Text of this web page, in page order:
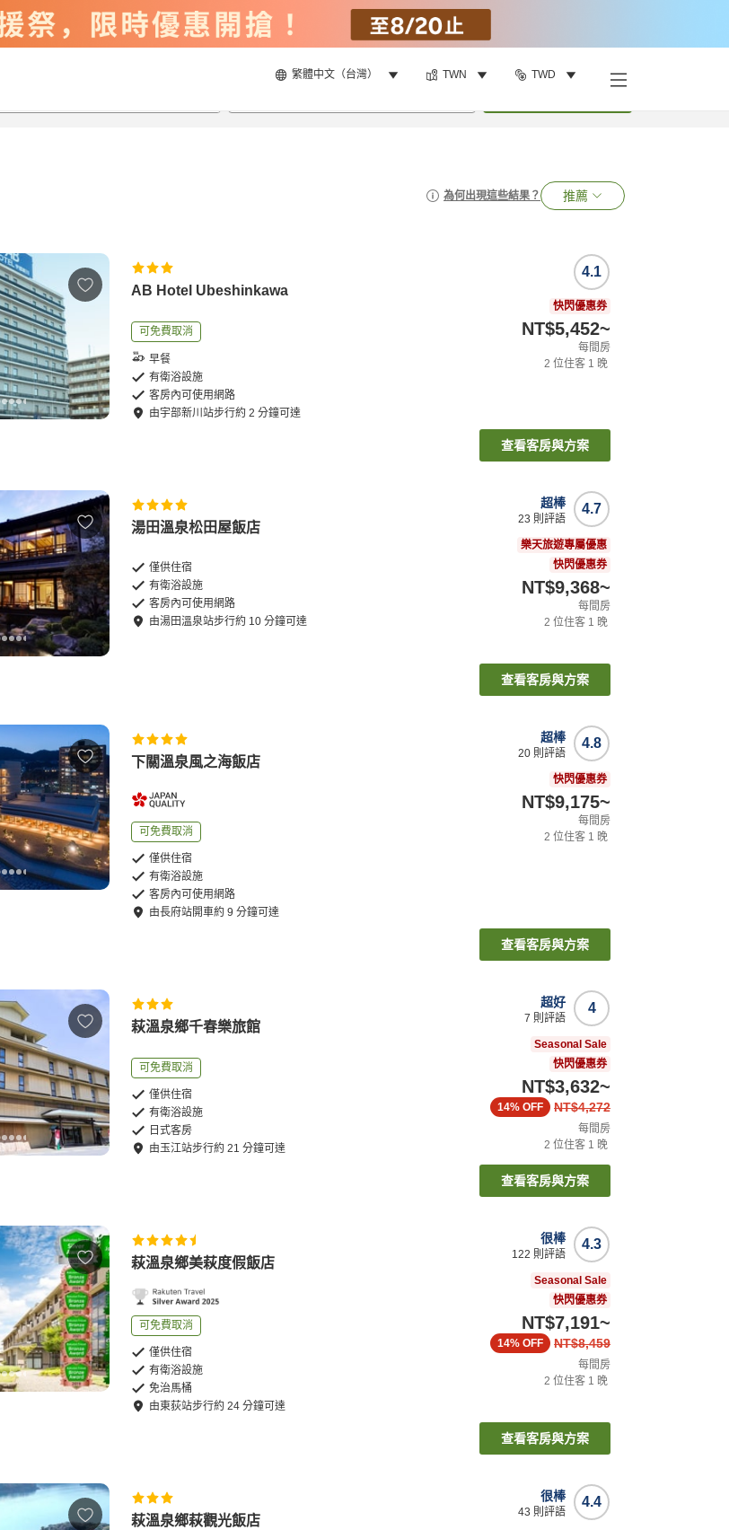
繁體中文（台灣） TWN TWD
為何出現這些結果？ 推薦
AB Hotel Ubeshinkawa
可免費取消
早餐
有衛浴設施
客房內可使用網路
由宇部新川站步行約2 分鐘可達
4.1
快閃優惠券
NT$5,452~
每間房
2 位住客 1 晚
查看客房與方案
湯田溫泉松田屋飯店
僅供住宿
有衛浴設施
客房內可使用網路
由湯田溫泉站步行約 10 分鐘可達
4.7
超棒
23 則評語
樂天旅遊專屬優惠
快閃優惠券
NT$9,368~
每間房
2 位住客 1 晚
查看客房與方案
下關溫泉風之海飯店
可免費取消
僅供住宿
有衛浴設施
客房內可使用網路
由長府站開車約9 分鐘可達
4.8
超棒
20 則評語
快閃優惠券
NT$9,175~
每間房
2 位住客 1 晚
查看客房與方案
萩溫泉鄉千春樂旅館
可免費取消
僅供住宿
有衛浴設施
日式客房
由玉江站步行約21 分鐘可達
4
超好
7 則評語
Seasonal Sale
快閃優惠券
NT$3,632~
NT$4,272
14% OFF
每間房
2 位住客 1 晚
查看客房與方案
萩溫泉鄉美萩度假飯店
可免費取消
僅供住宿
有衛浴設施
免治馬桶
由東荻站步行約24 分鐘可達
4.3
很棒
122 則評語
Seasonal Sale
快閃優惠券
NT$7,191~
NT$8,459
14% OFF
每間房
2 位住客 1 晚
查看客房與方案
萩溫泉鄉萩觀光飯店
4.4
很棒
43 則評語